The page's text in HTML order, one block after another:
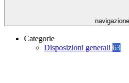
navigazione
Categorie
Disposizioni generali 63